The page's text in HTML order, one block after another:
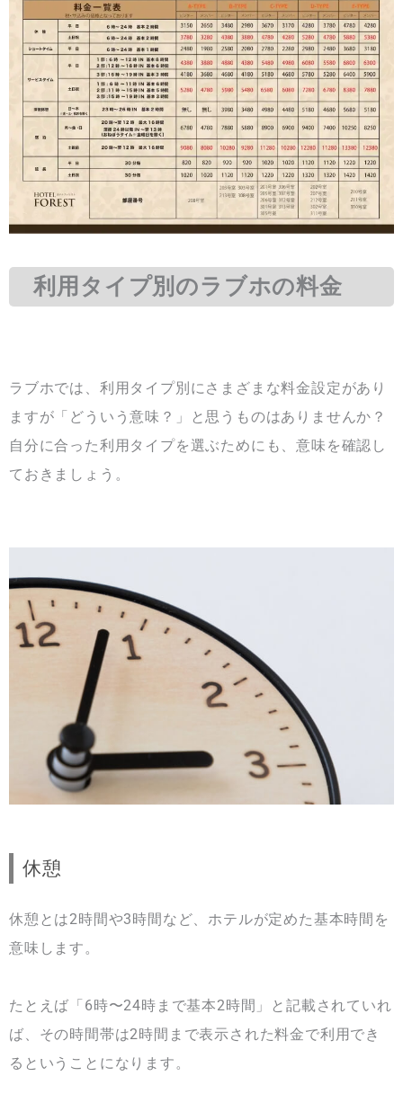
利用タイプ別のラブホの料金
ラブホでは、利用タイプ別にさまざまな料金設定があり
ますが「どういう意味？」と思うものはありませんか？
自分に合った利用タイプを選ぶためにも、意味を確認し
ておきましょう。
休憩
休憩とは2時間や3時間など、ホテルが定めた基本時間を
意味します。
たとえば「6時〜24時まで基本2時間」と記載されていれ
ば、その時間帯は2時間まで表示された料金で利用でき
るということになります。